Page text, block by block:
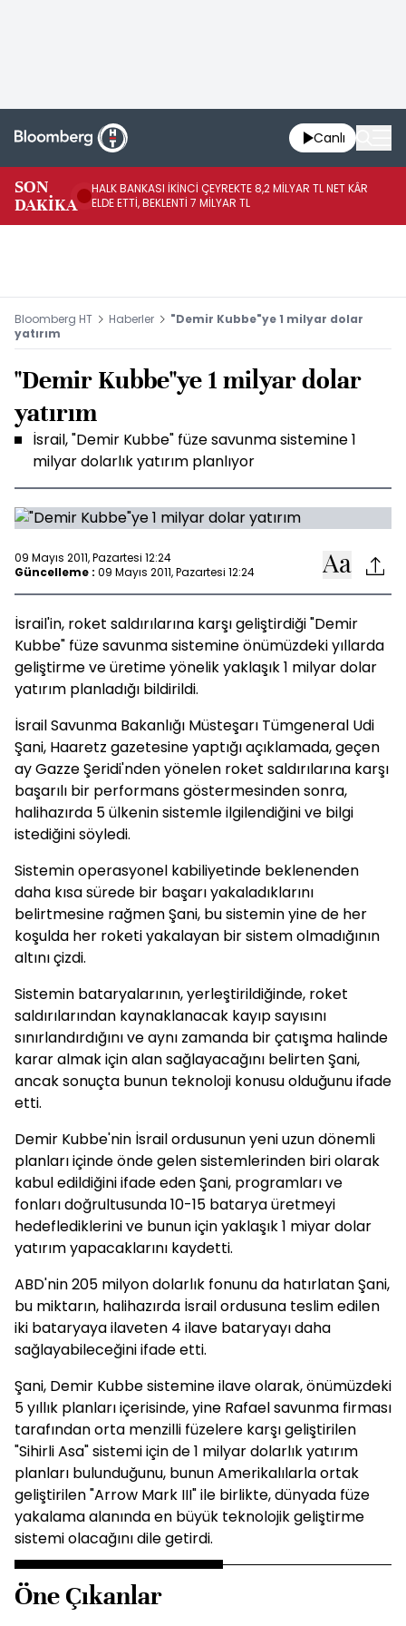
Canlı
SON
DAKİKA
HALK BANKASI İKİNCİ ÇEYREKTE 8,2 MİLYAR TL NET KÂR
ELDE ETTİ, BEKLENTİ 7 MİLYAR TL
Bloomberg HT Haberler
"Demir Kubbe"ye 1 milyar dolar
yatırım
"Demir Kubbe"ye 1 milyar dolar
yatırım
İsrail, "Demir Kubbe" füze savunma sistemine 1
milyar dolarlık yatırım planlıyor
09 Mayıs 2011, Pazartesi 12:24
Güncelleme : 09 Mayıs 2011, Pazartesi 12:24
İsrail'in, roket saldırılarına karşı geliştirdiği "Demir
Kubbe" füze savunma sistemine önümüzdeki yıllarda
geliştirme ve üretime yönelik yaklaşık 1 milyar dolar
yatırım planladığı bildirildi.
İsrail Savunma Bakanlığı Müsteşarı Tümgeneral Udi
Şani, Haaretz gazetesine yaptığı açıklamada, geçen
ay Gazze Şeridi'nden yönelen roket saldırılarına karşı
başarılı bir performans göstermesinden sonra,
halihazırda 5 ülkenin sistemle ilgilendiğini ve bilgi
istediğini söyledi.
Sistemin operasyonel kabiliyetinde beklenenden
daha kısa sürede bir başarı yakaladıklarını
belirtmesine rağmen Şani, bu sistemin yine de her
koşulda her roketi yakalayan bir sistem olmadığının
altını çizdi.
Sistemin bataryalarının, yerleştirildiğinde, roket
saldırılarından kaynaklanacak kayıp sayısını
sınırlandırdığını ve aynı zamanda bir çatışma halinde
karar almak için alan sağlayacağını belirten Şani,
ancak sonuçta bunun teknoloji konusu olduğunu ifade
etti.
Demir Kubbe'nin İsrail ordusunun yeni uzun dönemli
planları içinde önde gelen sistemlerinden biri olarak
kabul edildiğini ifade eden Şani, programları ve
fonları doğrultusunda 10-15 batarya üretmeyi
hedeflediklerini ve bunun için yaklaşık 1 miyar dolar
yatırım yapacaklarını kaydetti.
ABD'nin 205 milyon dolarlık fonunu da hatırlatan Şani,
bu miktarın, halihazırda İsrail ordusuna teslim edilen
iki bataryaya ilaveten 4 ilave bataryayı daha
sağlayabileceğini ifade etti.
Şani, Demir Kubbe sistemine ilave olarak, önümüzdeki
5 yıllık planları içerisinde, yine Rafael savunma firması
tarafından orta menzilli füzelere karşı geliştirilen
"Sihirli Asa" sistemi için de 1 milyar dolarlık yatırım
planları bulunduğunu, bunun Amerikalılarla ortak
geliştirilen "Arrow Mark III" ile birlikte, dünyada füze
yakalama alanında en büyük teknolojik geliştirme
sistemi olacağını dile getirdi.
Öne Çıkanlar